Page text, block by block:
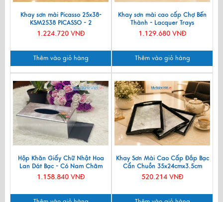
Khay sơn mài Picasso 25x38-
KSM2538 PICASSO - 2
1.224.720 VNĐ
Thêm vào giỏ hàng
Khay sơn mài cao cấp Chợ Bến
Thành - Lacquer Trays
KSMHD01.1
1.129.680 VNĐ
Thêm vào giỏ hàng
Hộp Khăn Giấy Chữ Nhật Hoa
Lan Dát Bạc - Có Nam Châm
MNV-HKGTB04-2
1.158.840 VNĐ
Khay Sơn Mài Cao Cấp Đắp Bạc
Cẩn Chuồn 35x24cmx3.5cm
KSM323-1
520.214 VNĐ